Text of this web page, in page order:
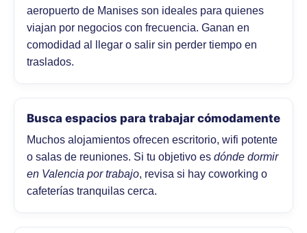
aeropuerto de Manises son ideales para quienes
viajan por negocios con frecuencia. Ganan en
comodidad al llegar o salir sin perder tiempo en
traslados.
Busca espacios para trabajar cómodamente
Muchos alojamientos ofrecen escritorio, wifi potente
o salas de reuniones. Si tu objetivo es dónde dormir
en Valencia por trabajo, revisa si hay coworking o
cafeterías tranquilas cerca.